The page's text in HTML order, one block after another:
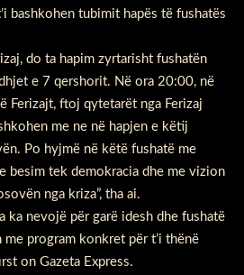
bashkohen tubimit hapës të fushatës
do ta hapim zyrtarisht fushatën
e 7 qershorit. Në ora 20:00, në
Ferizajt, ftoj qytetarët nga Ferizaj
me ne në hapjen e këtij
Po hyjmë në këtë fushatë me
besim tek demokracia dhe me vizion
nga kriza”, tha ai.
ka nevojë për garë idesh dhe fushatë
me program konkret për t’i thënë
on Gazeta Express.